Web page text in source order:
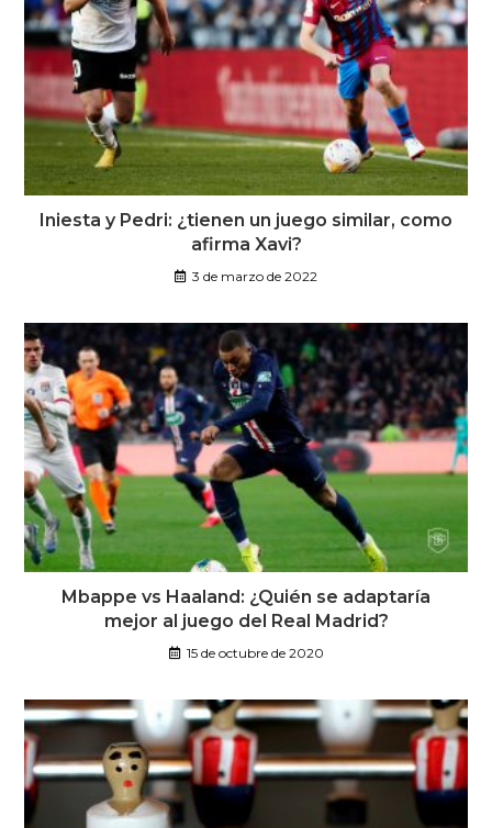
Iniesta y Pedri: ¿tienen un juego similar, como
afirma Xavi?
3 de marzo de 2022
Mbappe vs Haaland: ¿Quién se adaptaría
mejor al juego del Real Madrid?
15 de octubre de 2020